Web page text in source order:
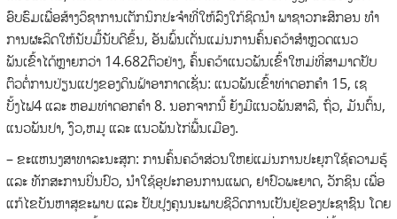
ອົບຮົມເພື່ອສ້າງວິຊາການເຕັກນິກປະຈໍາທີ່ໃຫ້ລົງໃກ້ຊິດນໍາ ພາຊາວກະສິກອນ ທໍາ
ການຜະລິດໃຫ້ນັບມື້ນັບດີຂຶ້ນ, ອັນພົ້ນເດັ່ນແມ່ນການຄົ້ນຄວ້າສໍາຫຼວດແນວ
ພັນເຂົ້າໄດ້ຫຼາຍກວ່າ 14.682ຕົວຢ່າງ, ຄົ້ນຄວ້າແນວພັນເຂົ້າໃຫມ່ທີ່ສາມາດປັບ
ຕົວຕໍ່ການປ່ຽນແປງຂອງດິນຟ້າອາກາດເຊັ່ນ: ແນວພັນເຂົ້າທ່າດອກຄໍາ 15, ເຊ
ບັ້ງໄຟ4 ແລະ ຫອມທ່າດອກຄໍາ 8. ນອກຈາກນີ້ ຍັງມີແນວພັນສາລີ, ຖົ່ວ, ມັນຕົ້ນ,
ແນວພັນປາ, ງົວ,ຫມູ ແລະ ແນວພັນໄກ່ພື້ນເມືອງ.
– ຂະແຫນງສາທາລະນະສຸກ: ການຄົ້ນຄວ້າສ່ວນໃຫຍ່ແມ່ນການປະຍຸກໃຊ້ຄວາມຮູ້
ແລະ ທັກສະການປິ່ນປົວ, ນໍາໃຊ້ອຸປະກອນການແພດ, ຢາປົວພະຍາດ, ວັກຊິນ ເພື່ອ
ແກ້ໄຂບັນຫາສຸຂະພາບ ແລະ ປັບປຸງຄຸນນະພາບຊີວິດການເປັນຢູ່ຂອງປະຊາຊົນ ໂດຍ